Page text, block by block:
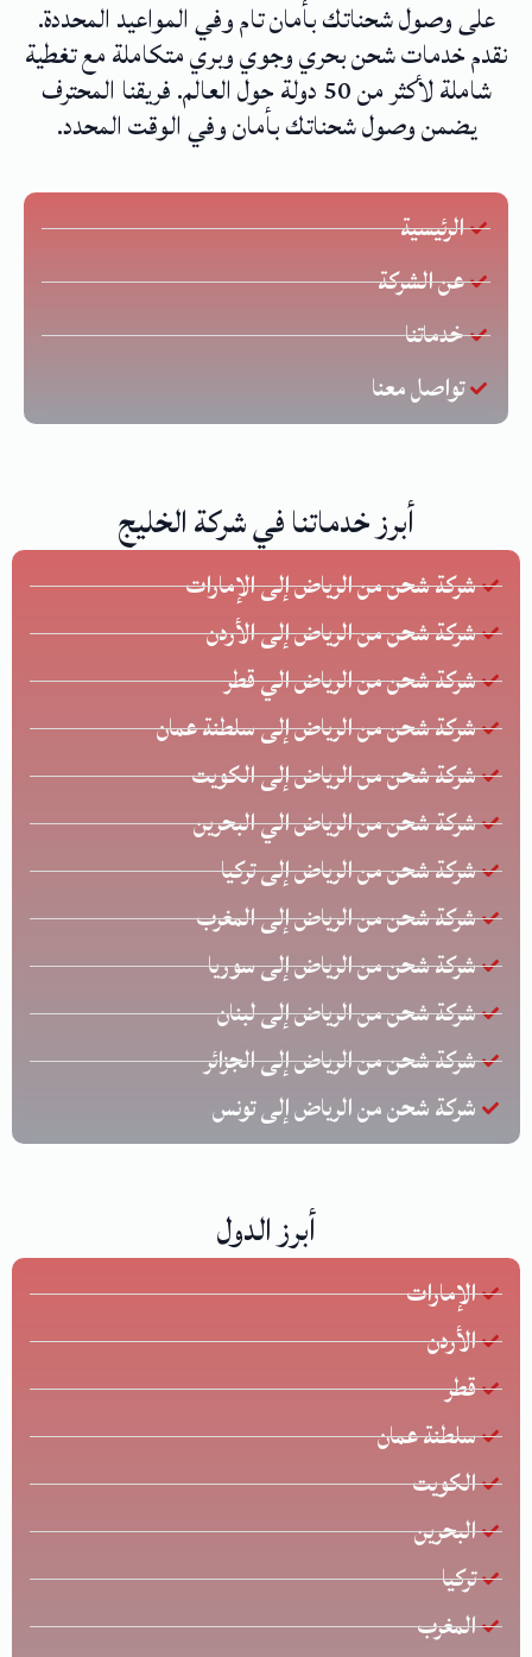
على وصول شحناتك بأمان تام وفي المواعيد المحددة.
نقدم خدمات شحن بحري وجوي وبري متكاملة مع تغطية
شاملة لأكثر من 50 دولة حول العالم. فريقنا المحترف
يضمن وصول شحناتك بأمان وفي الوقت المحدد.
الرئيسية
عن الشركة
خدماتنا
تواصل معنا
أبرز خدماتنا في شركة الخليج
شركة شحن من الرياض إلى الإمارات
شركة شحن من الرياض إلى الأردن
شركة شحن من الرياض الي قطر
شركة شحن من الرياض إلى سلطنة عمان
شركة شحن من الرياض إلى الكويت
شركة شحن من الرياض الي البحرين
شركة شحن من الرياض إلى تركيا
شركة شحن من الرياض إلى المغرب
شركة شحن من الرياض إلى سوريا
شركة شحن من الرياض إلى لبنان
شركة شحن من الرياض إلى الجزائر
شركة شحن من الرياض إلى تونس
أبرز الدول
الإمارات
الأردن
قطر
سلطنة عمان
الكويت
البحرين
تركيا
المغرب